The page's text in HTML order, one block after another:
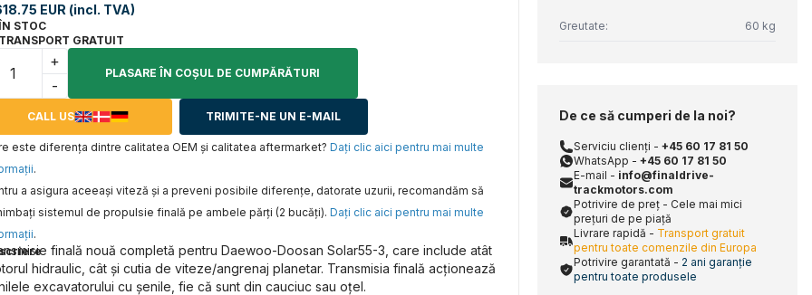
EUR (incl. TVA)
ÎN STOC
TRANSPORT GRATUIT
+
-
PLASARE ÎN COŞUL DE CUMPĂRĂTURI
CALL US TRIMITE-NE UN E-MAIL
este diferența dintre calitatea OEM și calitatea aftermarket? Daţi clic aici pentru mai multe
.
a asigura aceeaşi viteză şi a preveni posibile diferenţe, datorate uzurii, recomandăm să
sistemul de propulsie finală pe ambele părţi (2 bucăţi). Daţi clic aici pentru mai multe
.
finală nouă completă pentru Daewoo-Doosan Solar55-3, care include atât
hidraulic, cât și cutia de viteze/angrenaj planetar. Transmisia finală acționează
excavatorului cu șenile, fie că sunt din cauciuc sau oțel.
Greutate: 60 kg
De ce să cumperi de la noi?
Serviciu clienți - +45 60 17 81 50
WhatsApp - +45 60 17 81 50
E-mail - info@finaldrive-
trackmotors.com
Potrivire de preț - Cele mai mici
prețuri de pe piață
Livrare rapidă - Transport gratuit
pentru toate comenzile din Europa
Potrivire garantată - 2 ani garanție
pentru toate produsele